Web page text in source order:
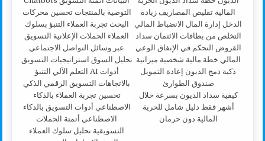
كيفية سداد الديون بسرعة خلال
أشهر فقط دليل شامل للحرية
المالية دون حرمان